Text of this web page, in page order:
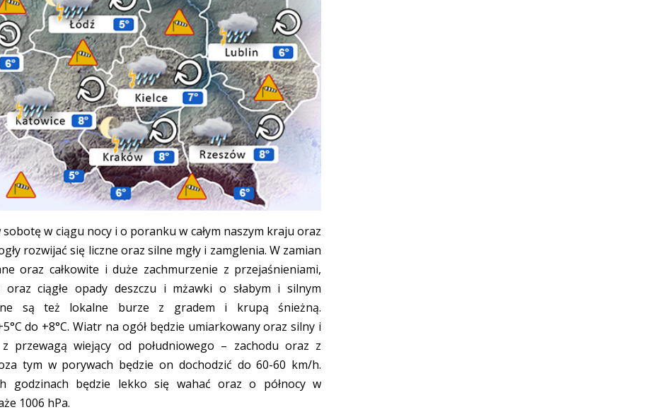
w ciągu nocy i o poranku w całym naszym kraju oraz
rozwijać się liczne oraz silne mgły i zamglenia. W zamian
oraz całkowite i duże zachmurzenie z przejaśnieniami,
ciągłe opady deszczu i mżawki o słabym i silnym
są też lokalne burze z gradem i krupą śnieżną.
do +8°C. Wiatr na ogół będzie umiarkowany oraz silny i
przewagą wiejący od południowego – zachodu oraz z
tym w porywach będzie on dochodzić do 60-60 km/h.
godzinach będzie lekko się wahać oraz o północy w
1006 hPa.